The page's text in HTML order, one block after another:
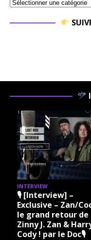
INTERVIEW
🎙 [Interview] –
Exclusive – Zan/
le grand retour de
Zinny J. Zan &
Cody ! par le Doc🎙